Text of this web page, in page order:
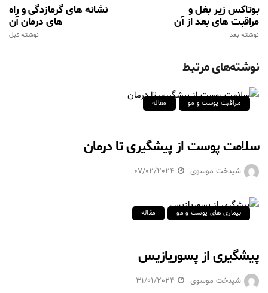
نشانه های گرمازدگی و راه
های درمان آن
نوشته قبل
بوتاکس زیر بغل و
مراقبت های بعد از آن
نوشته بعد
نوشته‌های مرتبط
مراقبت پوست و مو مقاله
سلامت پوست از پیشگیری تا درمان
شیدخت موسوی 07/02/2024
بیماری های پوست و مو مقاله
پیشگیری از پسوریازیس
شیدخت موسوی 31/01/2024